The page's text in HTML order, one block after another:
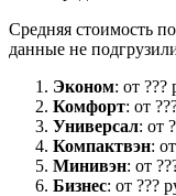
Средняя стоимость
данные не
Эконом: от ???
Комфорт: от
Универсал: от
Компактвэн:
Минивэн: от
Бизнес: от ???